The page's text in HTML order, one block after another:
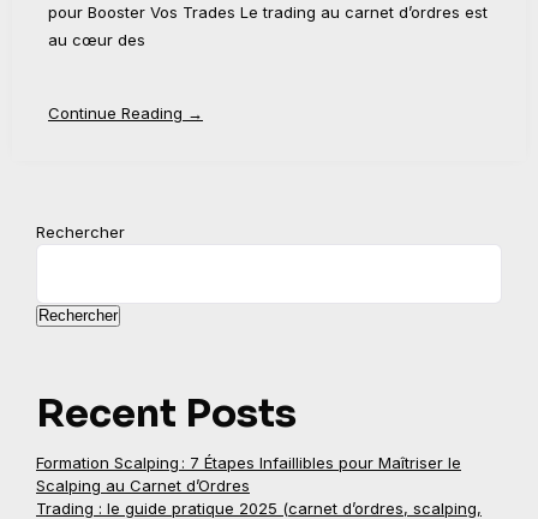
pour Booster Vos Trades Le trading au carnet d’ordres est
au cœur des
Continue Reading →
Rechercher
Rechercher
Recent Posts
Formation Scalping : 7 Étapes Infaillibles pour Maîtriser le
Scalping au Carnet d’Ordres
Trading : le guide pratique 2025 (carnet d’ordres, scalping,